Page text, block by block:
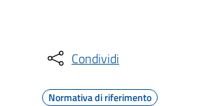
Condividi
Normativa di riferimento